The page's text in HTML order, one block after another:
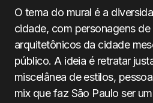
O tema do mural é a
cidade, com personagens
arquitetônicos da cidade
público. A ideia é retratar
miscelânea de estilos,
mix que faz São Paulo ser